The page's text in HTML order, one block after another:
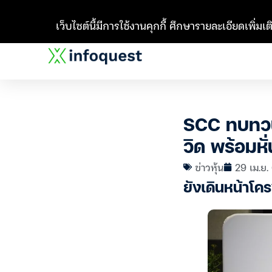
SCC ทบท
วิด พร้อม
ข่าวหุ้น 29 เม.ย
ยังเดินหน้าโค
เว็บไซต์นี้มีการใช้งานคุกกี้ ศึกษารายละเอียดเพิ่ม